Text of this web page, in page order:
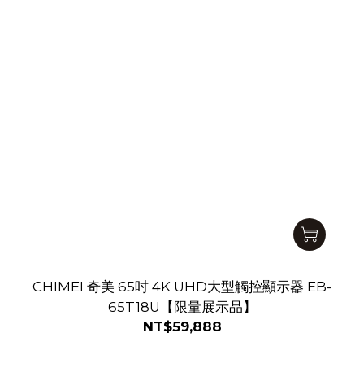
CHIMEI 奇美 65吋 4K UHD大型觸控顯示器 EB-
65T18U【限量展示品】
NT$59,888